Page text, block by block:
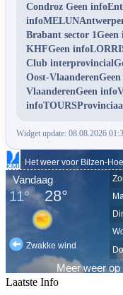
Condroz Geen
Brabant sector
KHFGeen
Club
Oost-
VlaanderenGeen
Widget update: 08.08.2026
Laatste Info